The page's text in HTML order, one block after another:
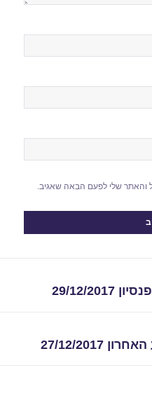
והאתר שלי לפעם הבאה שאגיב.
12/2017
12/2017